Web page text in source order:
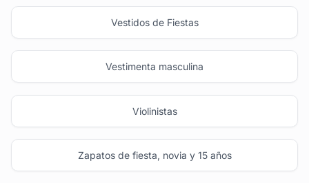
Vestidos de Fiestas
Vestimenta masculina
Violinistas
Zapatos de fiesta, novia y 15 años